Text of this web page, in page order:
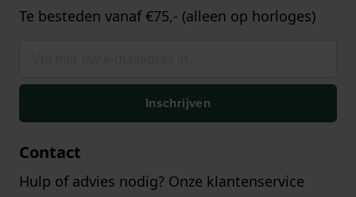
Te besteden vanaf €75,- (alleen op horloges)
Inschrijven
Contact
Hulp of advies nodig? Onze klantenservice